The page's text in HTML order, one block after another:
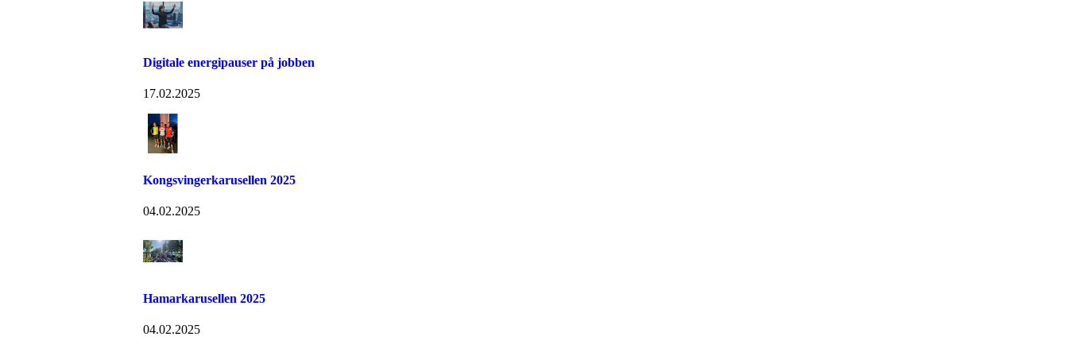
Digitale energipauser på jobben
17.02.2025
Kongsvingerkarusellen 2025
04.02.2025
Hamarkarusellen 2025
04.02.2025